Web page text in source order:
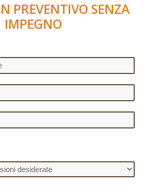
PREVENTIVO SENZA
IMPEGNO